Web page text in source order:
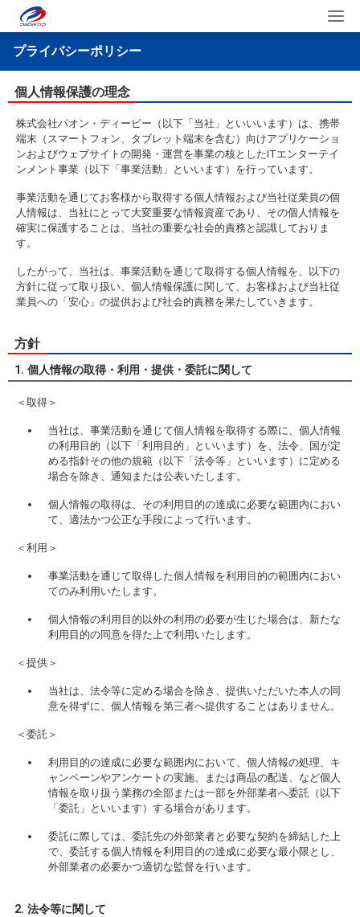
プライバシーポリシー
個人情報保護の理念
株式会社パオン・ディーピー（以下「当社」といいいます）は、携帯
端末（スマートフォン、タブレット端末を含む）向けアプリケーショ
ンおよびウェブサイトの開発・運営を事業の核としたITエンターテイ
ンメント事業（以下「事業活動」といいます）を行っています。
事業活動を通じてお客様から取得する個人情報および当社従業員の個
人情報は、当社にとって大変重要な情報資産であり、その個人情報を
確実に保護することは、当社の重要な社会的責務と認識しておりま
す。
したがって、当社は、事業活動を通じて取得する個人情報を、以下の
方針に従って取り扱い、個人情報保護に関して、お客様および当社従
業員への「安心」の提供および社会的責務を果たしていきます。
方針
1. 個人情報の取得・利用・提供・委託に関して
＜取得＞
当社は、事業活動を通じて個人情報を取得する際に、個人情報
の利用目的（以下「利用目的」といいます）を、法令、国が定
める指針その他の規範（以下「法令等」といいます）に定める
場合を除き、通知または公表いたします。
個人情報の取得は、その利用目的の達成に必要な範囲内におい
て、適法かつ公正な手段によって行います。
＜利用＞
事業活動を通じて取得した個人情報を利用目的の範囲内におい
てのみ利用いたします。
個人情報の利用目的以外の利用の必要が生じた場合は、新たな
利用目的の同意を得た上で利用いたします。
＜提供＞
当社は、法令等に定める場合を除き、提供いただいた本人の同
意を得ずに、個人情報を第三者へ提供することはありません。
＜委託＞
利用目的の達成に必要な範囲内において、個人情報の処理、キ
ャンペーンやアンケートの実施、または商品の配送、など個人
情報を取り扱う業務の全部または一部を外部業者へ委託（以下
「委託」といいます）する場合があります。
委託に際しては、委託先の外部業者と必要な契約を締結した上
で、委託する個人情報を利用目的の達成に必要な最小限とし、
外部業者の必要かつ適切な監督を行います。
2. 法令等に関して